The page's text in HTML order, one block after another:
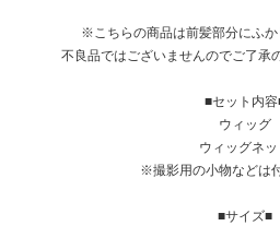
※こちらの商品は前髪部分にふか
不良品ではございませんのでご了承
■セット内
ウィッグ
ウィッグネッ
※撮影用の小物などは
■サイズ■